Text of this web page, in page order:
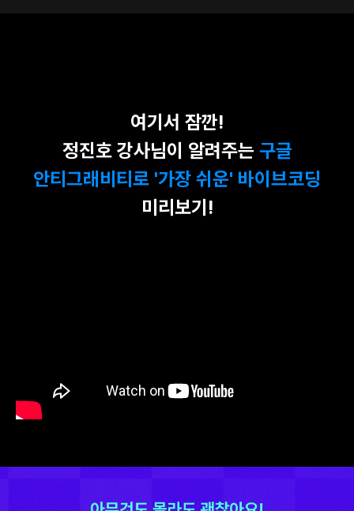
여기서 잠깐!
정진호 강사님이 알려주는 구글
안티그래비티로 '가장 쉬운' 바이브코딩
미리보기!